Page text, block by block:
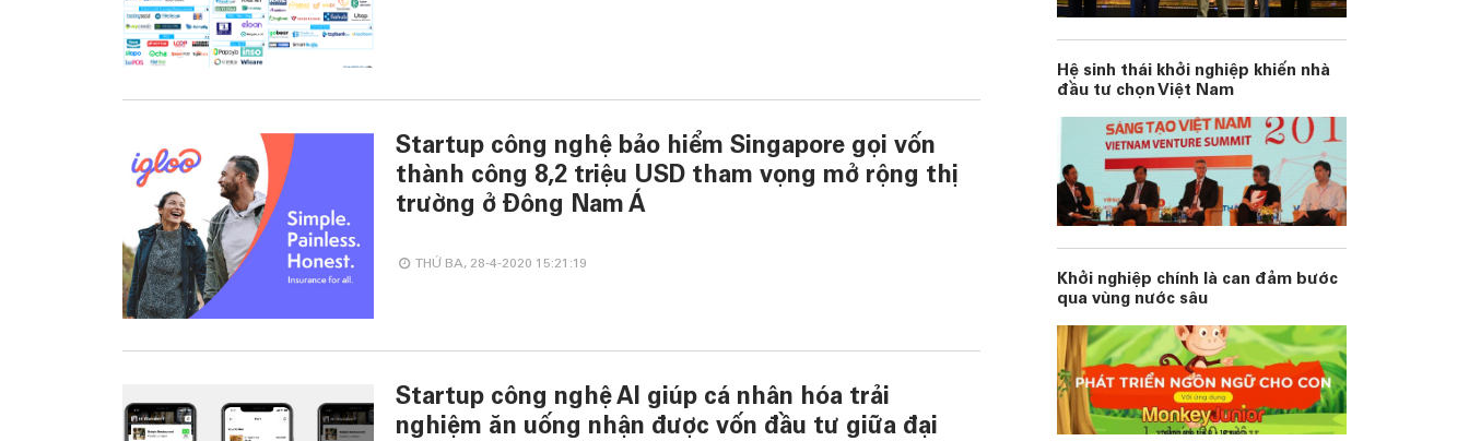
Startup công nghệ bảo hiểm Singapore gọi vốn
thành công 8,2 triệu USD tham vọng mở rộng thị
trường ở Đông Nam Á
THỨ BA, 28-4-2020 15:21:19
Startup công nghệ AI giúp cá nhân hóa trải
nghiệm ăn uống nhận được vốn đầu tư giữa đại
Hệ sinh thái khởi nghiệp khiến nhà
đầu tư chọn Việt Nam
Khởi nghiệp chính là can đảm bước
qua vùng nước sâu